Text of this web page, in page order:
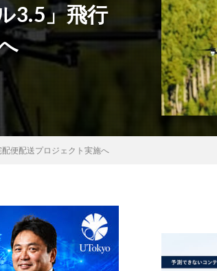
3.5」飛行
便配送プロジェクト実施へ